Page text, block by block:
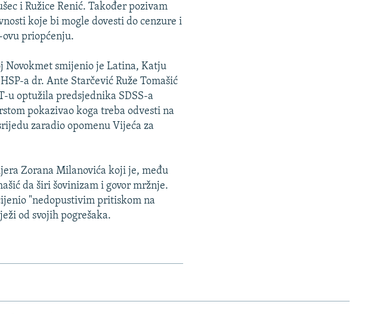
i Ružice Renić. Također pozivam
koje bi mogle dovesti do cenzure i
ovu priopćenju.
Novokmet smijenio je Latina, Katju
a dr. Ante Starčević Ruže Tomašić
u optužila predsjednika SDSS-a
pokazivao koga treba odvesti na
zaradio opomenu Vijeća za
Zorana Milanovića koji je, među
da širi šovinizam i govor mržnje.
"nedopustivim pritiskom na
od svojih pogrešaka.